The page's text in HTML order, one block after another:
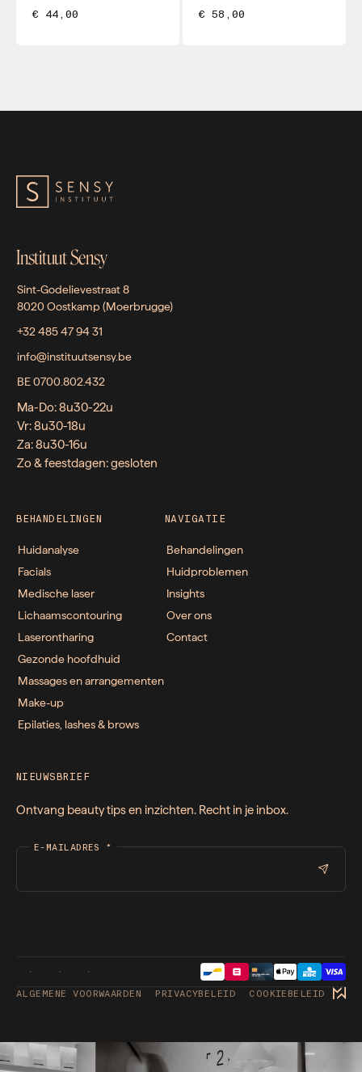
€ 44,00 € 58,00
Instituut Sensy
Sint-Godelievestraat 8
8020 Oostkamp (Moerbrugge)
+32 485 47 94 31
info@instituutsensy.be
BE 0700.802.432
Ma-Do: 8u30-22u
Vr: 8u30-18u
Za: 8u30-16u
Zo & feestdagen: gesloten
BEHANDELINGEN
Huidanalyse
Facials
Medische laser
Lichaamscontouring
Laserontharing
Gezonde hoofdhuid
Massages en arrangementen
Make-up
Epilaties, lashes & brows
NAVIGATIE
Behandelingen
Huidproblemen
Insights
Over ons
Contact
NIEUWSBRIEF
Ontvang beauty tips en inzichten. Recht in je inbox.
E-MAILADRES *
ALGEMENE VOORWAARDEN PRIVACYBELEID COOKIEBELEID